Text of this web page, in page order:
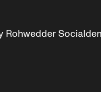
Rohwedder